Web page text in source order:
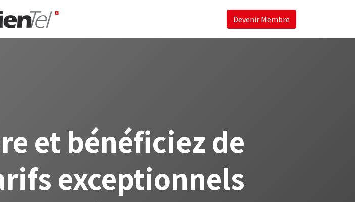
Devenir Membre
et bénéficiez de
exceptionnels